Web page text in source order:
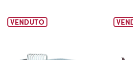
VENDUTO